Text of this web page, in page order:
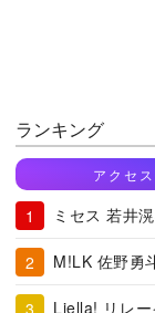
ランキング
アクセ
ミセス 若井
M!LK 佐野勇
Liella! リレー